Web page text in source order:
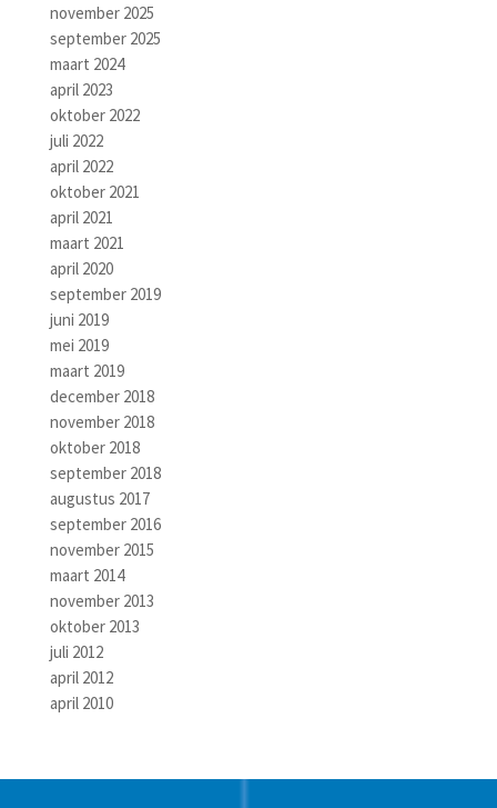
november 2025
september 2025
maart 2024
april 2023
oktober 2022
juli 2022
april 2022
oktober 2021
april 2021
maart 2021
april 2020
september 2019
juni 2019
mei 2019
maart 2019
december 2018
november 2018
oktober 2018
september 2018
augustus 2017
september 2016
november 2015
maart 2014
november 2013
oktober 2013
juli 2012
april 2012
april 2010